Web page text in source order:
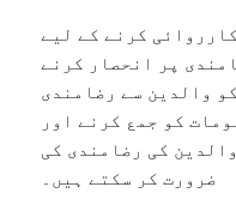
کرنے کے لیے
پر انحصار کرنے
والدین سے رضامندی
کو جمع کرنے اور
کی رضامندی کی
ضرورت کر سکتے ہیں۔